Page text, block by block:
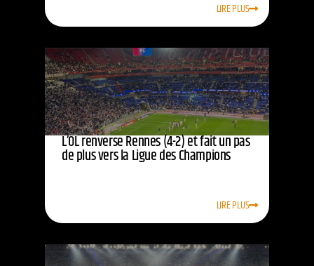
LIRE PLUS
L’OL renverse Rennes (4-2) et fait un pas
de plus vers la Ligue des Champions
LIRE PLUS